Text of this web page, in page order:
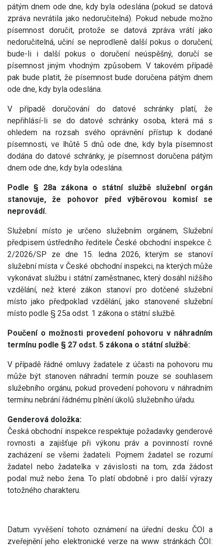
pátým dnem ode dne, kdy byla odeslána (pokud se datová
zpráva nevrátila jako nedoručitelná). Pokud nebude možno
písemnost doručit, protože se datová zpráva vrátí jako
nedoručitelná, učiní se neprodleně další pokus o doručení;
bude-li i další pokus o doručení neúspěšný, doručí se
písemnost jiným vhodným způsobem. V takovém případě
pak bude platit, že písemnost bude doručena pátým dnem
ode dne, kdy byla odeslána.
V případě doručování do datové schránky platí, že
nepřihlásí-li se do datové schránky osoba, která má s
ohledem na rozsah svého oprávnění přístup k dodané
písemnosti, ve lhůtě 5 dnů ode dne, kdy byla písemnost
dodána do datové schránky, je písemnost doručena pátým
dnem ode dne, kdy byla odeslána.
Podle § 28a zákona o státní službě služební orgán
stanovuje, že pohovor před výběrovou komisí se
neprovádí.
Služební místo je určeno služebním orgánem, Služební
předpisem ústředního ředitele České obchodní inspekce č.
2/2026/SP ze dne 15. ledna 2026, kterým se stanoví
služební místa v České obchodní inspekci, na kterých může
vykonávat službu i státní zaměstnanec, který dosáhl nižšího
vzdělání, než které zákon stanoví pro dotčené služební
místo jako předpoklad vzdělání, jako stanovené služební
místo podle § 25a odst. 1 zákona o státní službě.
Poučení o možnosti provedení pohovoru v náhradním
termínu podle § 27 odst. 5 zákona o státní službě:
V případě řádné omluvy žadatele z účasti na pohovoru mu
může být stanoven náhradní termín pouze se souhlasem
služebního orgánu, pokud provedení pohovoru v náhradním
termínu nebrání řádnému plnění úkolů služebního úřadu.
Genderová doložka:
Česká obchodní inspekce respektuje požadavky genderové
rovnosti a zajišťuje při výkonu práv a povinností rovné
zacházení se všemi žadateli. Pojmem žadatel se rozumí
žadatel nebo žadatelka v závislosti na tom, zda žádost
podal muž nebo žena. To platí obdobně i pro další výrazy
totožného charakteru.
Datum vyvěšení tohoto oznámení na úřední desku ČOI a
zveřejnění jeho elektronické verze na www stránkách ČOI: